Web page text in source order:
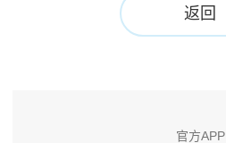
返回
官方APP